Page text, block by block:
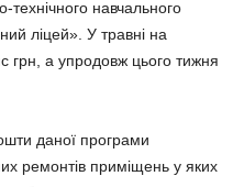
технічного навчального
ліцей». У травні на
грн, а упродовж цього тижня
даної програми
ремонтів приміщень у яких